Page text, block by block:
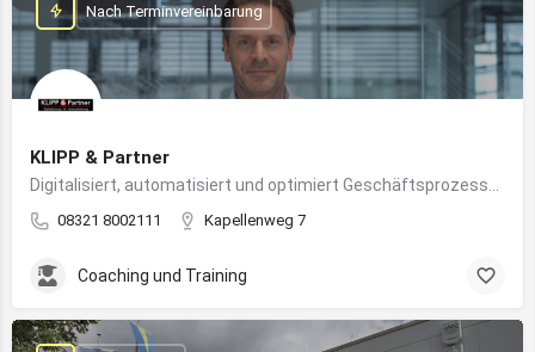
KLIPP & Partner
08321 8002111 Kapellenweg 7
Nach Terminvereinbarung
Coaching und Training